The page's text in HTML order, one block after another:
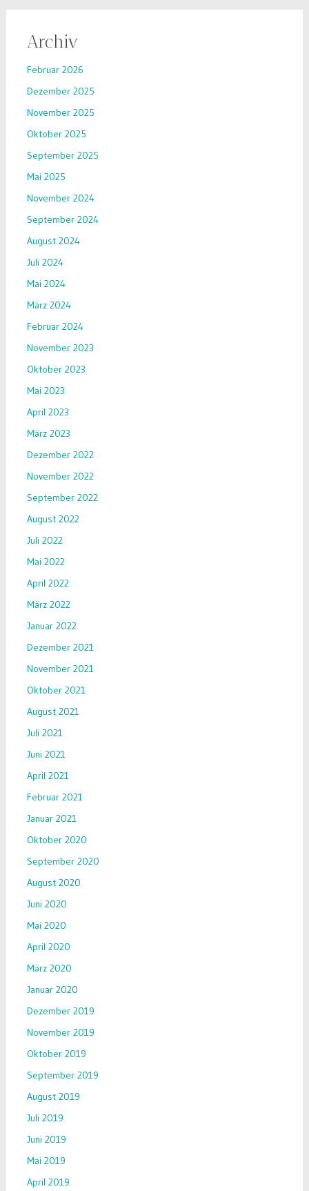
Archiv
Februar 2026
Dezember 2025
November 2025
Oktober 2025
September 2025
Mai 2025
November 2024
September 2024
August 2024
Juli 2024
Mai 2024
März 2024
Februar 2024
November 2023
Oktober 2023
Mai 2023
April 2023
März 2023
Dezember 2022
November 2022
September 2022
August 2022
Juli 2022
Mai 2022
April 2022
März 2022
Januar 2022
Dezember 2021
November 2021
Oktober 2021
August 2021
Juli 2021
Juni 2021
April 2021
Februar 2021
Januar 2021
Oktober 2020
September 2020
August 2020
Juni 2020
Mai 2020
April 2020
März 2020
Januar 2020
Dezember 2019
November 2019
Oktober 2019
September 2019
August 2019
Juli 2019
Juni 2019
Mai 2019
April 2019